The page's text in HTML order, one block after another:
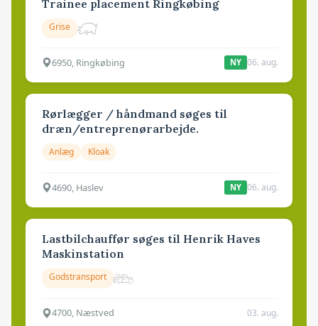
Trainee placement Ringkøbing
Grise
6950, Ringkøbing NY 06. aug.
Rørlægger / håndmand søges til
dræn/entreprenørarbejde.
Anlæg Kloak
4690, Haslev NY 06. aug.
Lastbilchauffør søges til Henrik Haves
Maskinstation
Godstransport
4700, Næstved 03. aug.